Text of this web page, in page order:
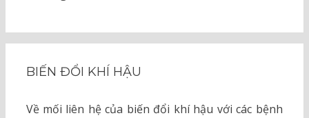
BIẾN ĐỔI KHÍ HẬU
Về mối liên hệ của biến đổi khí hậu với các bệnh